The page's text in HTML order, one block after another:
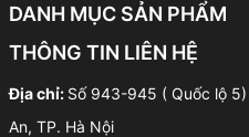
DANH MỤC SẢN PHẨM
THÔNG TIN LIÊN HỆ
Địa chỉ: Số 943-945 ( Quốc lộ
An, TP. Hà Nội